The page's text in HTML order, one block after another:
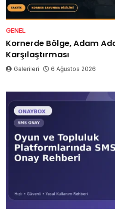
GENEL
Kornerde Bölge, Adam
Karşılaştırması
Galerileri 6 Ağustos 2026